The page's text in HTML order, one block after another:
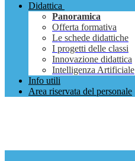
Didattica
Panoramica
Offerta formativa
Le schede didattiche
I progetti delle classi
Innovazione didattica
Intelligenza Artificiale
Info utili
Area riservata del personale